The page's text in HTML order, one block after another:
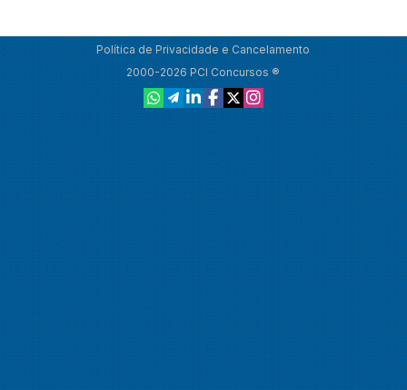
Política de Privacidade e Cancelamento
2000-2026 PCI Concursos ®